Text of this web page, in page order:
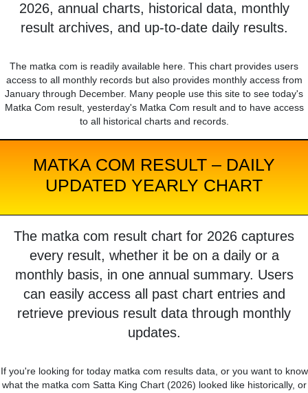
2026, annual charts, historical data, monthly
result archives, and up-to-date daily results.
The matka com is readily available here. This chart provides users
access to all monthly records but also provides monthly access from
January through December. Many people use this site to see today's
Matka Com result, yesterday's Matka Com result and to have access
to all historical charts and records.
MATKA COM RESULT – DAILY
UPDATED YEARLY CHART
The matka com result chart for 2026 captures
every result, whether it be on a daily or a
monthly basis, in one annual summary. Users
can easily access all past chart entries and
retrieve previous result data through monthly
updates.
If you're looking for today matka com results data, or you want to know
what the matka com Satta King Chart (2026) looked like historically, or